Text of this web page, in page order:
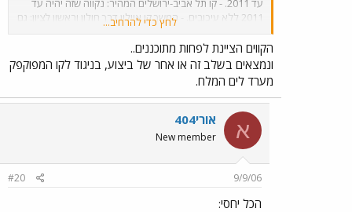
2011 ללא עיכובים. - המשך קו איילון דרך חולון וראשון לציון: גם
לעיל. השאלה שלי היא האם ידוע היכן יהיו תחנות הרכבת
העתידות לבוא: רעננה מרכז ורעננה מערב?
לחץ כדי להרחיב...
הקווים הציינת לפחות מתוכננים..
ונמצאים בשלב זה או אחר של ביצוע, בניגוד לקו המפוקפק
מערד לים המלח.
א אורי404
New member
9/9/06
#20
הכל יחסי: